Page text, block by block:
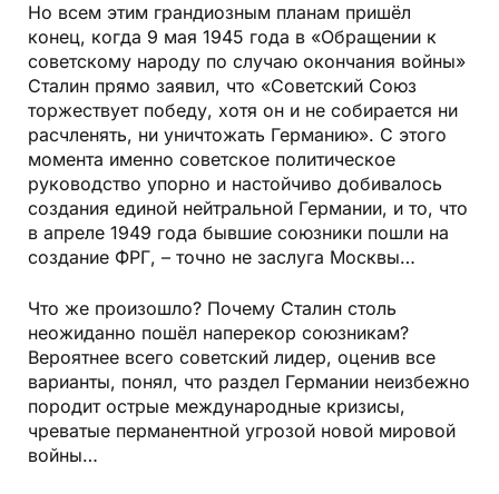
Но всем этим грандиозным планам пришёл
конец, когда 9 мая 1945 года в «Обращении к
советскому народу по случаю окончания войны»
Сталин прямо заявил, что «Советский Союз
торжествует победу, хотя он и не собирается ни
расчленять, ни уничтожать Германию». С этого
момента именно советское политическое
руководство упорно и настойчиво добивалось
создания единой нейтральной Германии, и то, что
в апреле 1949 года бывшие союзники пошли на
создание ФРГ, – точно не заслуга Москвы…
Что же произошло? Почему Сталин столь
неожиданно пошёл наперекор союзникам?
Вероятнее всего советский лидер, оценив все
варианты, понял, что раздел Германии неизбежно
породит острые международные кризисы,
чреватые перманентной угрозой новой мировой
войны…